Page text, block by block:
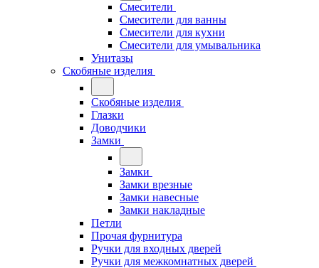
Смесители
Смесители для ванны
Смесители для кухни
Смесители для умывальника
Унитазы
Скобяные изделия
Скобяные изделия
Глазки
Доводчики
Замки
Замки
Замки врезные
Замки навесные
Замки накладные
Петли
Прочая фурнитура
Ручки для входных дверей
Ручки для межкомнатных дверей